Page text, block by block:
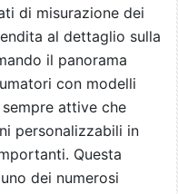
di misurazione dei
al dettaglio sulla
il panorama
con modelli
attive che
personalizzabili in
Questa
dei numerosi